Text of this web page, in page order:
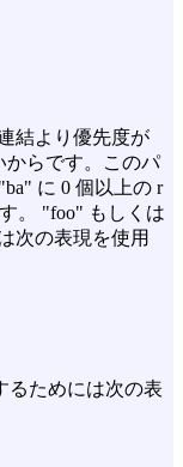
結より優先度が
からです。このパ
に 0 個以上の r
。 "foo" もしくは
次の表現を使用
るためには次の表